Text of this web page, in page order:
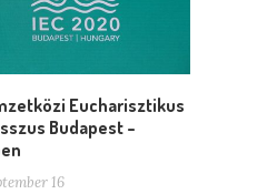
Eucharisztikus
Budapest –
16